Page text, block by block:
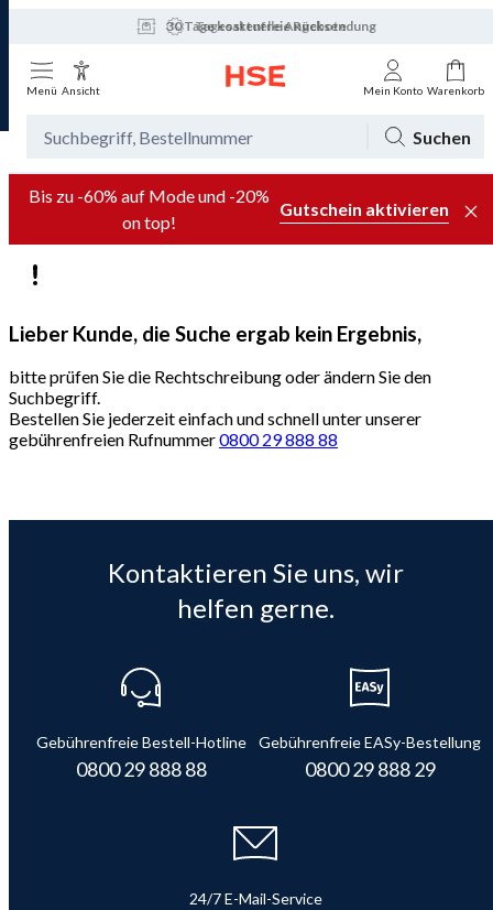
30 Tage kostenfreie Rücksendung
Tagesaktuelle Angebote
Menü Ansicht Mein Konto Warenkorb
Suchen
Bis zu -60% auf Mode und -20%
on top!
Gutschein aktivieren
Lieber Kunde, die Suche ergab kein Ergebnis,
bitte prüfen Sie die Rechtschreibung oder ändern Sie den
Suchbegriff.
Bestellen Sie jederzeit einfach und schnell unter unserer
gebührenfreien Rufnummer0800 29 888 88
Kontaktieren Sie uns, wir
helfen gerne.
Gebührenfreie Bestell-Hotline
0800 29 888 88
Gebührenfreie EASy-Bestellung
0800 29 888 29
24/7 E-Mail-Service